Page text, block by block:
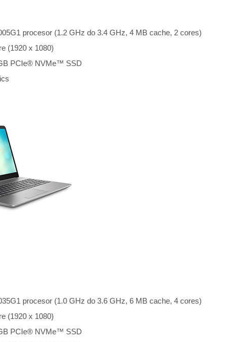
procesor (1.2 GHz do 3.4 GHz, 4 MB cache, 2 cores)
(1920 x 1080)
PCIe® NVMe™ SSD
procesor (1.0 GHz do 3.6 GHz, 6 MB cache, 4 cores)
(1920 x 1080)
PCIe® NVMe™ SSD